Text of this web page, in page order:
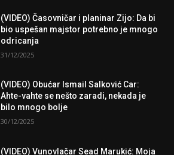
(VIDEO) Časovničar i planinar Zijo: Da bi
bio uspešan majstor potrebno je mnogo
odricanja
31/12/2025
(VIDEO) Obućar Ismail Salković Car:
Ahte-vahte se nešto zaradi, nekada je
bilo mnogo bolje
30/12/2025
(VIDEO) Vunovlačar Sead Marukić: Moja